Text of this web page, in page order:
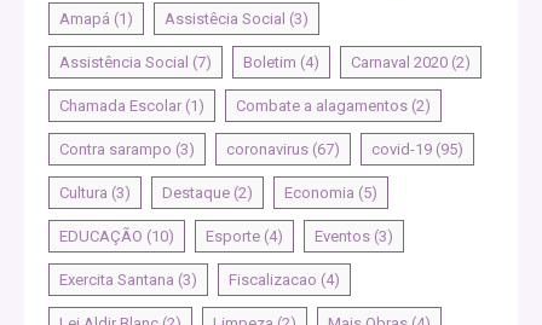
Amapá (1) Assistêcia Social (3)
Assistência Social (7) Boletim (4) Carnaval 2020 (2)
Chamada Escolar (1) Combate a alagamentos (2)
Contra sarampo (3) coronavirus (67) covid-19 (95)
Cultura (3) Destaque (2) Economia (5)
EDUCAÇÃO (10) Esporte (4) Eventos (3)
Exercita Santana (3) Fiscalizacao (4)